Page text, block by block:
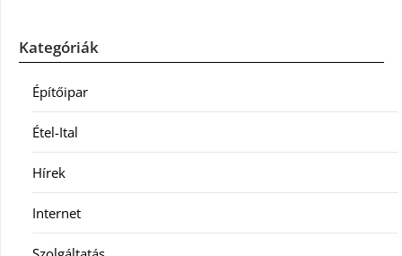
Kategóriák
Építőipar
Étel-Ital
Hírek
Internet